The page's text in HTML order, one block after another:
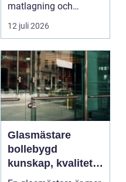
matlagning och
umgänge i et...
12 juli 2026
Glasmästare
bollebygd
kunskap, kvalitet
och smarta